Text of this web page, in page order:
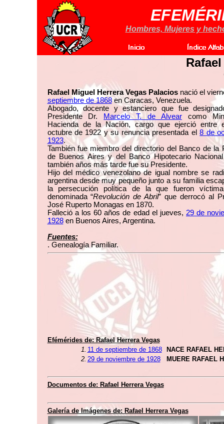
Hombres, Mujeres y
Rafael Miguel Herrera Vegas Palaciosnació el
septiembre de 1868en Caracas, Venezuela.
Abogado, docente y estanciero que fue
Presidente Dr.
Marcelo T. de Alvearcomo
Hacienda de la Nación, cargo que ejerció entre
octubre de 1922 y su renuncia presentada el8 de
1923.
También fue miembro del directorio del Banco de la
de Buenos Aires y del Banco Hipotecario
también años más tarde fue su Presidente.
Hijo del médico venezolano de igual nombre se
argentina desde muy pequeño junto a su familia
la persecución política de la que fueron
denominada “Revolución de Abril” que derrocó al
José Ruperto Monagas en 1870.
Falleció a los 60 años de edad el jueves, 29 de
1928en Buenos Aires, Argentina.
Fuentes:
. Genealogía Familiar.
Efémérides de: Rafael Herrera Vegas
1. 11 de septiembre de 1868
NACE RAFAEL
2. 29 de noviembre de 1928 MUERE RAFAEL
Documentos de: Rafael Herrera Vegas
Galería de Imágenes de: Rafael Herrera Vegas